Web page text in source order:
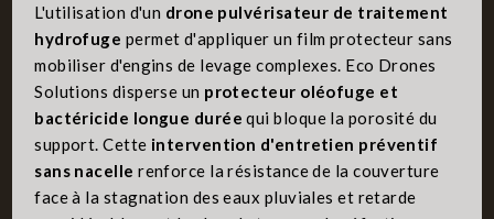
L'utilisation d'un drone pulvérisateur de traitement
hydrofuge permet d'appliquer un film protecteur sans
mobiliser d'engins de levage complexes. Eco Drones
Solutions disperse un protecteur oléofuge et
bactéricide longue durée qui bloque la porosité du
support. Cette intervention d'entretien préventif
sans nacelle renforce la résistance de la couverture
face à la stagnation des eaux pluviales et retarde